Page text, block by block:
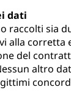
dati
raccolti sia
alla
del
altro